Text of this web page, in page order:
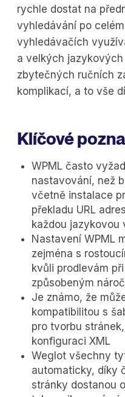
rychle dostat na
vyhledávání po
vyhledávačích
a velkých
zbytečných ručních
komplikací, a to vše
Klíčové
WPML často
nastavování, než
včetně instalace
překladu URL
každou jazykovou
Nastavení WPML
zejména s
kvůli prodlevám
způsobeným
Je známo, že
kompatibilitou s
pro tvorbu
konfiguraci XML
Weglot všechny
automaticky, díky
stránky dostanou